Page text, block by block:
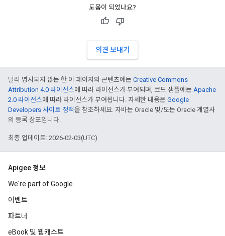
도움이 되었나요?
의견 보내기
달리 명시되지 않는 한 이 페이지의 콘텐츠에는 Creative Commons
Attribution 4.0 라이선스에 따라 라이선스가 부여되며, 코드 샘플에는 Apache
2.0 라이선스에 따라 라이선스가 부여됩니다. 자세한 내용은 Google
Developers 사이트 정책을 참조하세요. 자바는 Oracle 및/또는 Oracle 계열사
의 등록 상표입니다.
최종 업데이트: 2026-02-03(UTC)
Apigee 정보
We're part of Google
이벤트
파트너
eBook 및 웹캐스트